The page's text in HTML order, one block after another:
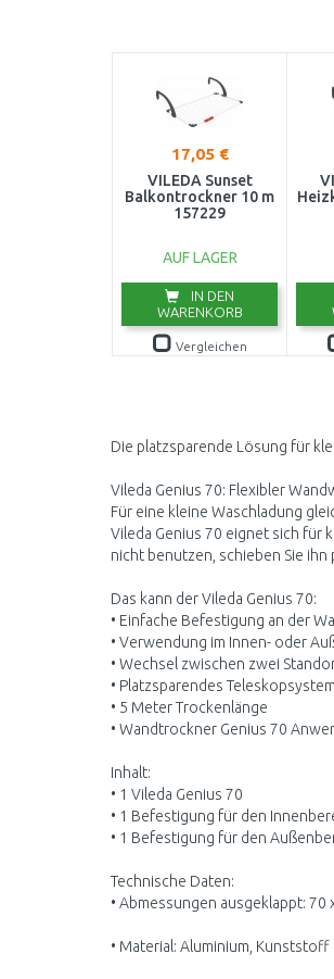
17,05 €
VILEDA Sunset
Balkontrockner 10 m
157229
AUF LAGER
IN DEN
WARENKORB
Vergleichen
Die platzsparende Lösung für
Vileda Genius 70: Flexibler
Für eine kleine Waschladung
Vileda Genius 70 eignet sich für
nicht benutzen, schieben Sie
Das kann der Vileda Genius 70:
• Einfache Befestigung an der
• Verwendung im Innen- oder
• Wechsel zwischen zwei
• Platzsparendes Teleskopsystem
• 5 Meter Trockenlänge
• Wandtrockner Genius 70
Inhalt:
• 1 Vileda Genius 70
• 1 Befestigung für den
• 1 Befestigung für den
Technische Daten:
• Abmessungen ausgeklappt: 70
• Material: Aluminium, Kunststoff